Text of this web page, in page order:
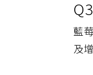
藍
及